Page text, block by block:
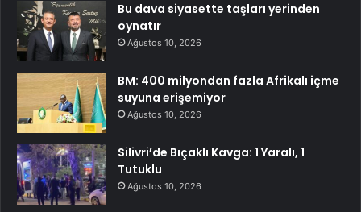
Bu dava siyasette taşları yerinden
oynatır
Ağustos 10, 2026
BM: 400 milyondan fazla Afrikalı içme
suyuna erişemiyor
Ağustos 10, 2026
Silivri’de Bıçaklı Kavga: 1 Yaralı, 1
Tutuklu
Ağustos 10, 2026